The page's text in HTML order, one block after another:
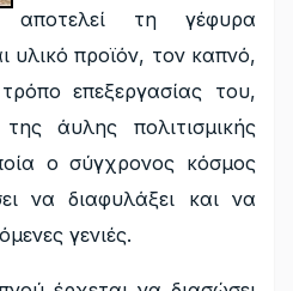
αποτελεί τη γέφυρα
υλικό προϊόν, τον καπνό,
επεξεργασίας του,
άυλης πολιτισμικής
ο σύγχρονος κόσμος
να διαφυλάξει και να
γενιές.